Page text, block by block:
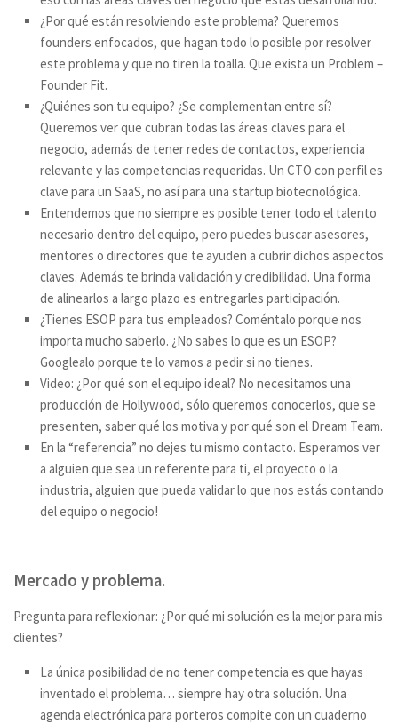
¿Por qué están resolviendo este problema? Queremos
founders enfocados, que hagan todo lo posible por resolver
este problema y que no tiren la toalla. Que exista un Problem –
Founder Fit.
¿Quiénes son tu equipo? ¿Se complementan entre sí?
Queremos ver que cubran todas las áreas claves para el
negocio, además de tener redes de contactos, experiencia
relevante y las competencias requeridas. Un CTO con perfil es
clave para un SaaS, no así para una startup biotecnológica.
Entendemos que no siempre es posible tener todo el talento
necesario dentro del equipo, pero puedes buscar asesores,
mentores o directores que te ayuden a cubrir dichos aspectos
claves. Además te brinda validación y credibilidad. Una forma
de alinearlos a largo plazo es entregarles participación.
¿Tienes ESOP para tus empleados? Coméntalo porque nos
importa mucho saberlo. ¿No sabes lo que es un ESOP?
Googlealo porque te lo vamos a pedir si no tienes.
Video: ¿Por qué son el equipo ideal? No necesitamos una
producción de Hollywood, sólo queremos conocerlos, que se
presenten, saber qué los motiva y por qué son el Dream Team.
En la “referencia” no dejes tu mismo contacto. Esperamos ver
a alguien que sea un referente para ti, el proyecto o la
industria, alguien que pueda validar lo que nos estás contando
del equipo o negocio!
Mercado y problema.
Pregunta para reflexionar: ¿Por qué mi solución es la mejor para mis
clientes?
La única posibilidad de no tener competencia es que hayas
inventado el problema… siempre hay otra solución. Una
agenda electrónica para porteros compite con un cuaderno